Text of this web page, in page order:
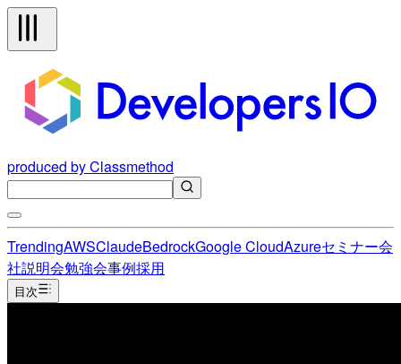
produced by Classmethod
TrendingAWSClaudeBedrockGoogle CloudAzureセミナー会
社説明会勉強会事例採用
目次